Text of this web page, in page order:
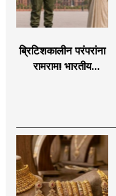
ब्रिटिशकालीन परंपरांना
रामराम! भारतीय